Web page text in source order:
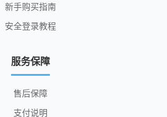
新手购买指南
安全登录教程
服务保障
售后保障
支付说明